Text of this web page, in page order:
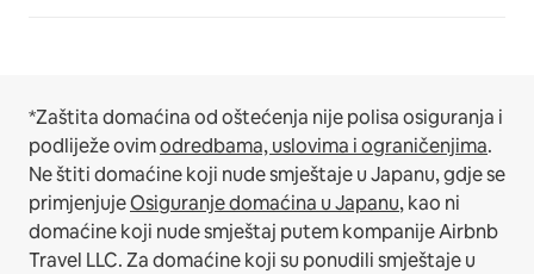
*Zaštita domaćina od oštećenja nije polisa osiguranja i
podliježe ovimodredbama, uslovima i ograničenjima.
Ne štiti domaćine koji nude smještaje u Japanu, gdje se
primjenjujeOsiguranje domaćina u Japanu, kao ni
domaćine koji nude smještaj putem kompanije Airbnb
Travel LLC.Za domaćine koji su ponudili smještaje u